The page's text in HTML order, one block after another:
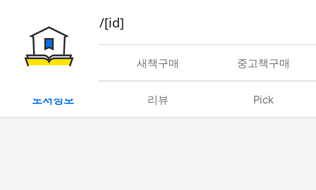
book/rent/[id]
대여 새책구매 중고책구매
도서정보 리뷰 Pick